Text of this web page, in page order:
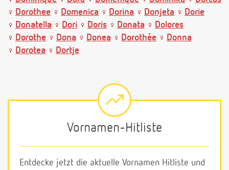
Dorothee
Domenica Dorina Donjeta
Dorie
Donatella
Dori Doris Donata
Dolores
Dorothe
Dona Donea Dorothée
Donna
Dorotea
Dortje
Vornamen-Hitliste
Entdecke jetzt die aktuelle Vornamen Hitliste und